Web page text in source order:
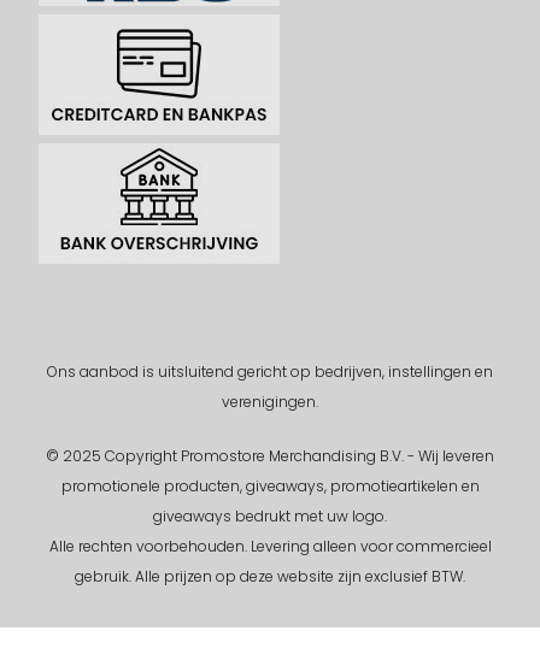
Ons aanbod is uitsluitend gericht op bedrijven, instellingen en
verenigingen.
© 2025 Copyright Promostore Merchandising B.V. - Wij leveren
promotionele producten, giveaways, promotieartikelen en
giveaways bedrukt met uw logo.
Alle rechten voorbehouden.Levering alleen voor commercieel
gebruik. Alle prijzen op deze website zijn exclusief BTW.